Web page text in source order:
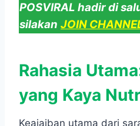
POSVIRAL hadir di
silakan JOIN
Rahasia
yang Kaya
Keajaiban utama dari